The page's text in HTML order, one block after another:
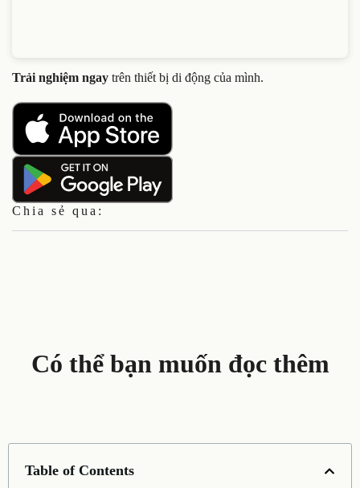
Trải nghiệm ngay trên thiết bị di động của mình.
Chia sẻ qua:
Có thể bạn muốn đọc thêm
Table of Contents